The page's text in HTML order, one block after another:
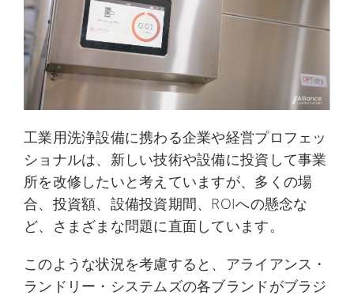
工業用洗浄設備に携わる企業や経営プロフェッ
ショナルは、新しい技術や設備に投資して事業
所を改修したいと考えていますが、多くの場
合、投資額、設備投資期間、ROIへの懸念な
ど、さまざまな問題に直面しています。
このような状況を考慮すると、アライアンス・
ランドリー・システムズの各ブランドがブラジ